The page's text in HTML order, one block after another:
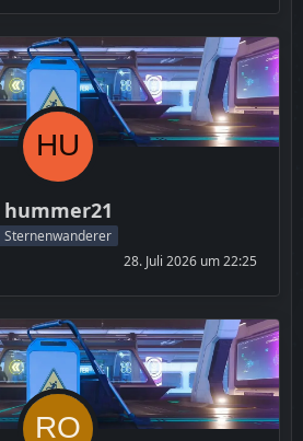
hummer21
Sternenwanderer
28. Juli 2026 um 22:25